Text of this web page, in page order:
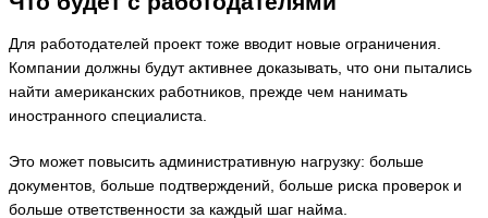
Для работодателей проект тоже вводит новые ограничения.
Компании должны будут активнее доказывать, что они пытались
найти американских работников, прежде чем нанимать
иностранного специалиста.
Это может повысить административную нагрузку: больше
документов, больше подтверждений, больше риска проверок и
больше ответственности за каждый шаг найма.